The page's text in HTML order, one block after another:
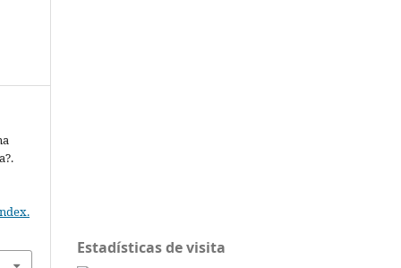
Estadísticas de visita